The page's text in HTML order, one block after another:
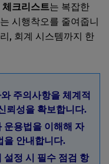
체크리스트는 복잡한
시행착오를 줄여줍니
, 회계 시스템까지 한
주의사항을 체계적
뢰성을 확보합니다.
운용법을 이해해 자
을 안내합니다.
설정 시 필수 점검 항